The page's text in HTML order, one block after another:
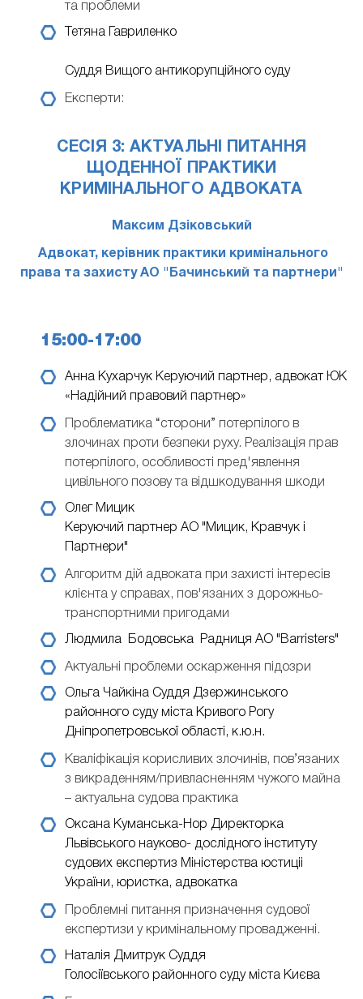
та проблеми
Тетяна Гавриленко
Суддя Вищого антикорупційного суду
Експерти:
СЕСІЯ 3: АКТУАЛЬНІ ПИТАННЯ
ЩОДЕННОЇ ПРАКТИКИ
КРИМІНАЛЬНОГО АДВОКАТА
Максим Дзіковський
Адвокат, керівник практики кримінального
права та захисту АО "Бачинський та партнери"
15:00-17:00
Анна Кухарчук Керуючий партнер, адвокат ЮК
«Надійний правовий партнер»
Проблематика “сторони” потерпілого в
злочинах проти безпеки руху. Реалізація прав
потерпілого, особливості пред'явлення
цивільного позову та відшкодування шкоди
Олег Мицик
Керуючий партнер АО "Мицик, Кравчук і
Партнери"
Алгоритм дій адвоката при захисті інтересів
клієнта у справах, пов'язаних з дорожньо-
транспортними пригодами
Людмила Бодовська Радниця АО "Barristers"
Актуальні проблеми оскарження підозри
Ольга Чайкіна Суддя Дзержинського
районного суду міста Кривого Рогу
Дніпропетровської області, к.ю.н.
Кваліфікація корисливих злочинів, пов’язаних
з викраденням/привласненням чужого майна
– актуальна судова практика
Оксана Куманська-Нор Директорка
Львівського науково- дослідного інституту
судових експертиз Міністерства юстиціі
України, юристка, адвокатка
Проблемні питання призначення судової
експертизи у кримінальному провадженні.
Наталія Дмитрук Суддя
Голосіївського районного суду міста Києва